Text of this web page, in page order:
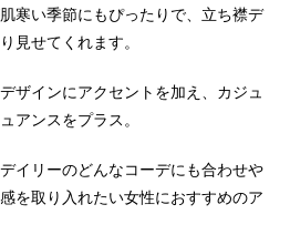
寒い季節にもぴったりで、立ち襟デ
見せてくれます。
ザインにアクセントを加え、カジュ
アンスをプラス。
イリーのどんなコーデにも合わせや
を取り入れたい女性におすすめのア